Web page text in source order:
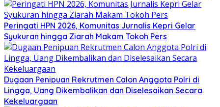
Peringati HPN 2026, Komunitas Jurnalis Kepri Gelar
Syukuran hingga Ziarah Makam Tokoh Pers
Dugaan Penipuan Rekrutmen Calon Anggota Polri di
Lingga, Uang Dikembalikan dan Diselesaikan Secara
Kekeluargaan